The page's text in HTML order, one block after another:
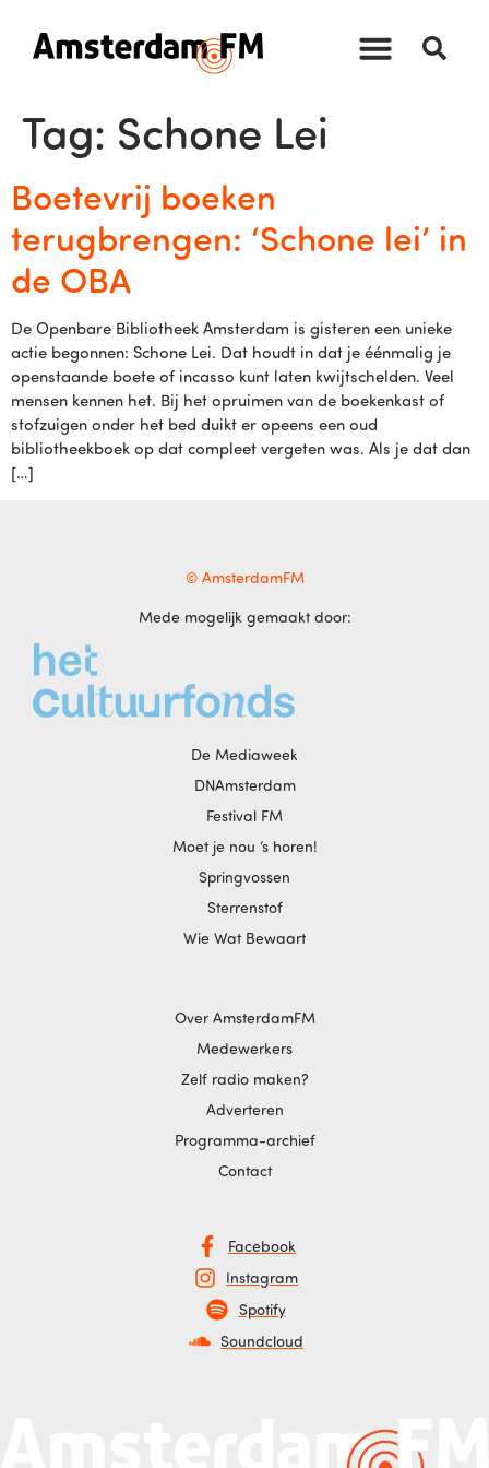
Tag: Schone Lei
Boetevrij boeken
terugbrengen: ‘Schone lei’ in
de OBA
De Openbare Bibliotheek Amsterdam is gisteren een unieke
actie begonnen: Schone Lei. Dat houdt in dat je éénmalig je
openstaande boete of incasso kunt laten kwijtschelden. Veel
mensen kennen het. Bij het opruimen van de boekenkast of
stofzuigen onder het bed duikt er opeens een oud
bibliotheekboek op dat compleet vergeten was. Als je dat dan
[…]
© AmsterdamFM
Mede mogelijk gemaakt door:
De Mediaweek
DNAmsterdam
Festival FM
Moet je nou ‘s horen!
Springvossen
Sterrenstof
Wie Wat Bewaart
Over AmsterdamFM
Medewerkers
Zelf radio maken?
Adverteren
Programma-archief
Contact
Facebook
Instagram
Spotify
Soundcloud